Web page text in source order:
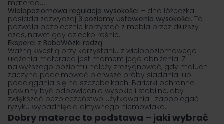
materacu.
Wielopoziomowa regulacja wysokości – dno łóżeczka
posiada zazwyczaj 3 poziomy ustawienia wysokości. To
pozwala bezpiecznie korzystać z mebla przez dłuższy
czas, nawet gdy dziecko rośnie.
Eksperci z BoboWózki radzą:
Ważną kwestią przy korzystaniu z wielopoziomowego
ułożenia materaca jest moment jego obniżenia. Z
najwyższego poziomu należy zrezygnować, gdy maluch
zaczyna podejmować pierwsze próby siadania lub
podciągania się na szczebelkach. Barierki ochronne
powinny być odpowiednio wysokie i stabilne, aby
zwiększać bezpieczeństwo użytkowania i zapobiegać
ryzyku wypadnięcia aktywnego niemowlaka.
Dobry materac to podstawa – jaki wybrać